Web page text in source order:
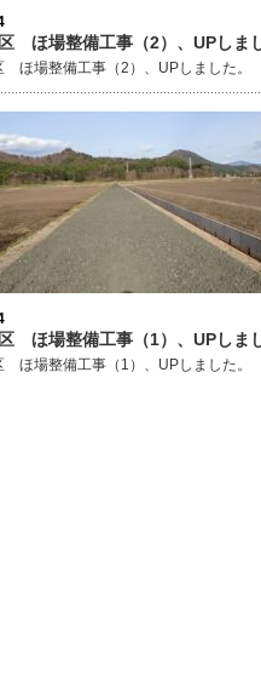
ほ場整備工事（2）、UPしまし
ほ場整備工事（2）、UPしました。
ほ場整備工事（1）、UPしまし
ほ場整備工事（1）、UPしました。